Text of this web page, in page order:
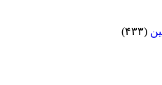
(۴۳۳)